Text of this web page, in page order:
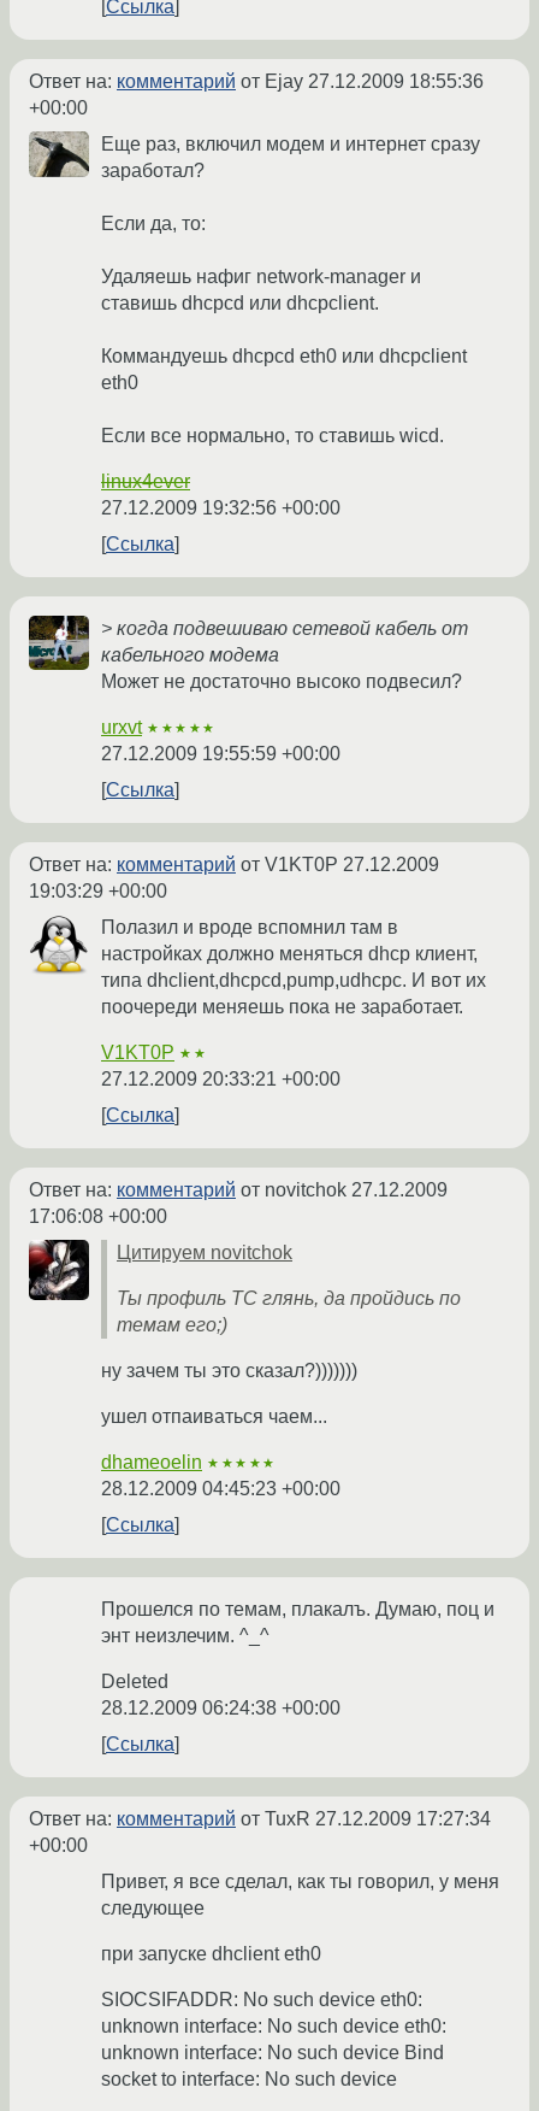
Ссылка
Ответ на: комментарий от Ejay 27.12.2009 18:55:36
+00:00
Еще раз, включил модем и интернет сразу
заработал?
Если да, то:
Удаляешь нафиг network-manager и
ставишь dhcpcd или dhcpclient.
Коммандуешь dhcpcd eth0 или dhcpclient
eth0
Если все нормально, то ставишь wicd.
linux4ever
27.12.2009 19:32:56 +00:00
Ссылка
> когда подвешиваю сетевой кабель от
кабельного модема
Может не достаточно высоко подвесил?
urxvt ★★★★★
27.12.2009 19:55:59 +00:00
Ссылка
Ответ на: комментарий от V1KT0P 27.12.2009
19:03:29 +00:00
Полазил и вроде вспомнил там в
настройках должно меняться dhcp клиент,
типа dhclient,dhcpcd,pump,udhcpc. И вот их
поочереди меняешь пока не заработает.
V1KT0P ★★
27.12.2009 20:33:21 +00:00
Ссылка
Ответ на: комментарий от novitchok 27.12.2009
17:06:08 +00:00
Цитируем novitchok
Ты профиль ТС глянь, да пройдись по
темам его;)
ну зачем ты это сказал?)))))))
ушел отпаиваться чаем...
dhameoelin ★★★★★
28.12.2009 04:45:23 +00:00
Ссылка
Прошелся по темам, плакалъ. Думаю, поц и
энт неизлечим. ^_^
Deleted
28.12.2009 06:24:38 +00:00
Ссылка
Ответ на: комментарий от TuxR 27.12.2009 17:27:34
+00:00
Привет, я все сделал, как ты говорил, у меня
следующее
при запуске dhclient eth0
SIOCSIFADDR: No such device eth0:
unknown interface: No such device eth0:
unknown interface: No such device Bind
socket to interface: No such device